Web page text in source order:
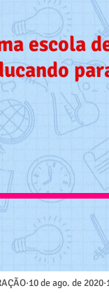
escola
10 de ago. de 2020